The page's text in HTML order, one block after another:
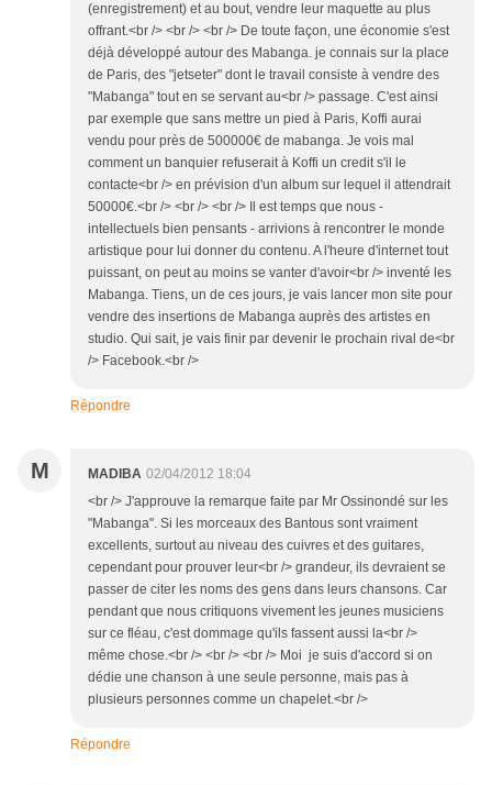
(enregistrement) et au bout, vendre leur maquette au plus
offrant.<br /> <br /> <br /> De toute façon, une économie s'est
déjà développé autour des Mabanga. je connais sur la place
de Paris, des "jetseter" dont le travail consiste à vendre des
"Mabanga" tout en se servant au<br /> passage. C'est ainsi
par exemple que sans mettre un pied à Paris, Koffi aurai
vendu pour près de 500000€ de mabanga. Je vois mal
comment un banquier refuserait à Koffi un credit s'il le
contacte<br /> en prévision d'un album sur lequel il attendrait
50000€.<br /> <br /> <br /> Il est temps que nous -
intellectuels bien pensants - arrivions à rencontrer le monde
artistique pour lui donner du contenu. A l'heure d'internet tout
puissant, on peut au moins se vanter d'avoir<br /> inventé les
Mabanga. Tiens, un de ces jours, je vais lancer mon site pour
vendre des insertions de Mabanga auprès des artistes en
studio. Qui sait, je vais finir par devenir le prochain rival de<br
/> Facebook.<br />
Répondre
M MADIBA 02/04/2012 18:04
<br /> J'approuve la remarque faite par Mr Ossinondé sur les
"Mabanga". Si les morceaux des Bantous sont vraiment
excellents, surtout au niveau des cuivres et des guitares,
cependant pour prouver leur<br /> grandeur, ils devraient se
passer de citer les noms des gens dans leurs chansons. Car
pendant que nous critiquons vivement les jeunes musiciens
sur ce fléau, c'est dommage qu'ils fassent aussi la<br />
même chose.<br /> <br /> <br /> Moi je suis d'accord si on
dédie une chanson à une seule personne, mais pas à
plusieurs personnes comme un chapelet.<br />
Répondre